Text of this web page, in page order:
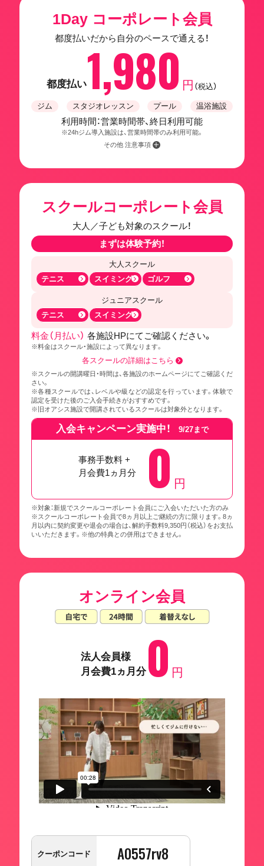
1Day コーポレート会員
都度払いだから自分のペースで通える！
都度払い1,980 円 （税込）
ジム スタジオレッスン プール 温浴施設
利用時間：営業時間帯、終日利用可能
※24hジム導入施設は、営業時間帯のみ利用可能。
その他 注意事項
スクールコーポレート会員
大人／子ども対象のスクール！
まずは体験予約！
大人スクール
テニス
スイミング ゴルフ
ジュニアスクール
テニス
スイミング
料金（月払い） 各施設HPにてご確認ください。
※料金はスクール・施設によって異なります。
各スクールの詳細はこちら
※スクールの開講曜日・時間は、各施設のホームページにてご確認くだ
さい。
※各種スクールでは、レベルや級などの認定を行っています。体験で
認定を受けた後のご入会手続きがおすすめです。
※旧オアシス施設で開講されているスクールは対象外となります。
入会キャンペーン実施中！ 9/27まで
事務手数料 +
月会費1ヵ月分
0 円
※対象：新規でスクールコーポレート会員にご入会いただいた方のみ
※スクールコーポレート会員で8ヵ月以上ご継続の方に限ります。8ヵ
月以内に契約変更や退会の場合は、解約手数料9,350円（税込）をお支払
いいただきます。※他の特典との併用はできません。
オンライン会員
法人会員様
月会費1ヵ月分0 円
クーポンコード A0557rv8